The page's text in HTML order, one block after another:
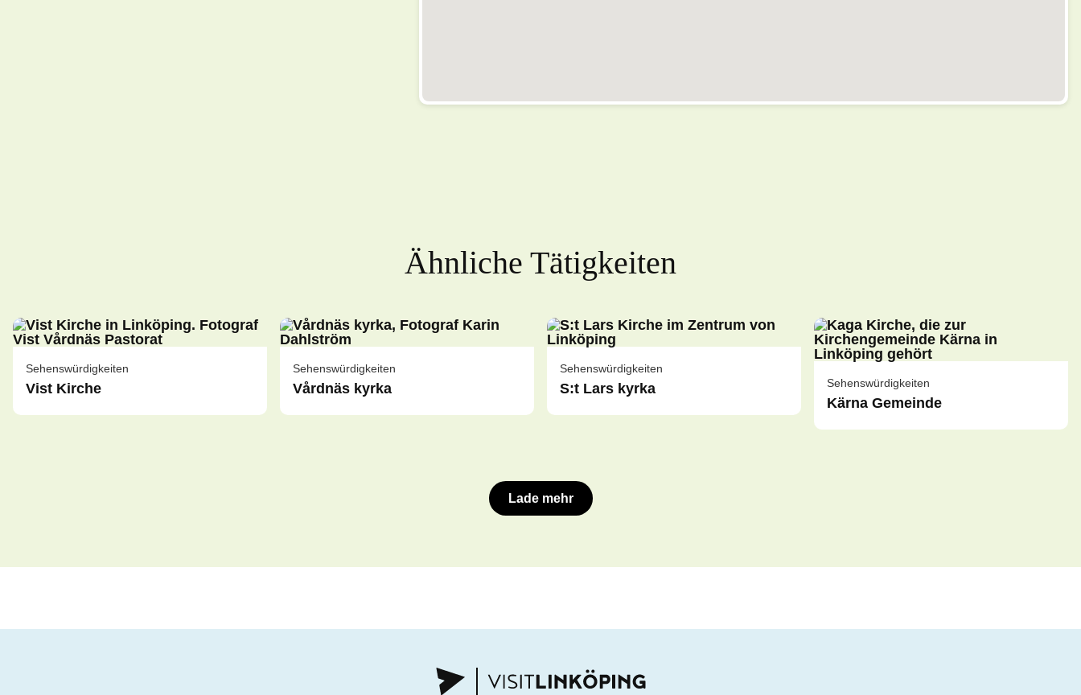
Ähnliche Tätigkeiten
Sehenswürdigkeiten
Vist Kirche
Sehenswürdigkeiten
Vårdnäs kyrka
Sehenswürdigkeiten
S:t Lars kyrka Sehenswürdigkeiten
Kärna Gemeinde
Lade mehr